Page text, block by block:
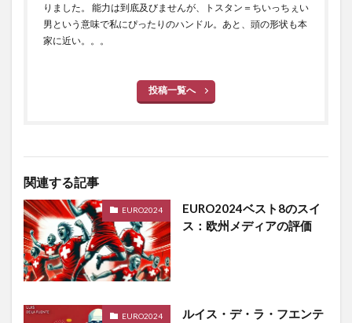
りました。 能力は到底及びませんが、トスタン＝ちいっちぇい
男という意味で私にぴったりのハンドル。あと、頭の形状も本
家に近い。。。
投稿一覧へ
関連する記事
EURO2024
EURO2024ベスト8のスイ
ス：欧州メディアの評価
EURO2024
ルイス・デ・ラ・フエンテ